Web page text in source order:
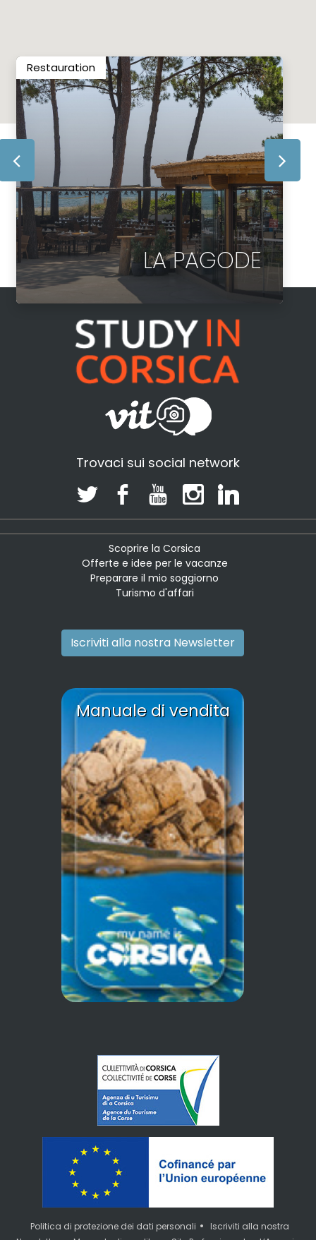
Restauration
LA PAGODE
Trovaci sui social network
Scoprire la Corsica
Offerte e idee per le vacanze
Preparare il mio soggiorno
Turismo d'affari
Iscriviti alla nostra Newsletter
Manuale di vendita
Politica di protezione dei dati personali •
Iscriviti alla nostra